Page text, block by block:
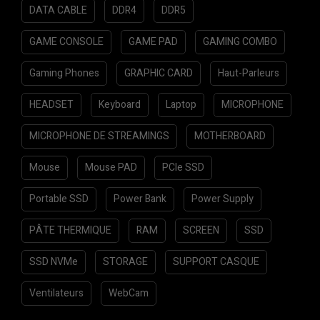
Le double roulement à billes
d’une durée de vie multipliée par deux par
rapport aux roulements à paliers lisses.
La technologie Auto-Extremeutilise
l’automatisation pour accroître la
fiabilité..
Le support en acier inoxydableest plus
robuste et résistant à la corrosion.
GPU Tweak IIIoffre un réglage
intuitif des performances, des
contrôles thermiques et une
surveillance du système.
DATA CABLE DDR4 DDR5
GAME CONSOLE GAME PAD GAMING COMBO
Gaming Phones GRAPHIC CARD Haut-Parleurs
HEADSET Keyboard Laptop MICROPHONE
MICROPHONE DE STREAMINGS MOTHERBOARD
Mouse Mouse PAD PCIe SSD
Portable SSD Power Bank Power Supply
PÂTE THERMIQUE RAM SCREEN SSD
SSD NVMe STORAGE SUPPORT CASQUE
Ventilateurs WebCam